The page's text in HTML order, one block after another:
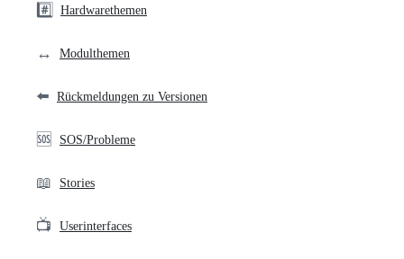
#️⃣ Hardwarethemen
↔️ Modulthemen
⬅️ Rückmeldungen zu Versionen
🆘 SOS/Probleme
📖 Stories
📺 Userinterfaces